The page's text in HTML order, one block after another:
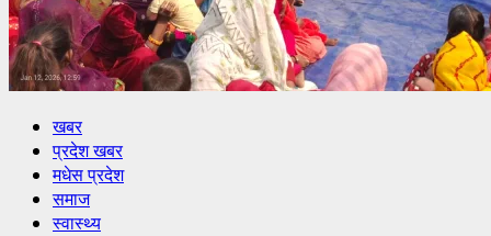
खबर
प्रदेश खबर
मधेस प्रदेश
समाज
स्वास्थ्य